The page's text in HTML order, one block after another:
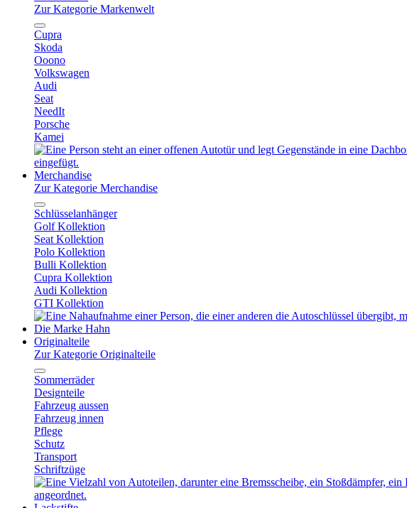
Zur Kategorie Markenwelt
Cupra
Skoda
Ooono
Volkswagen
Audi
Seat
NeedIt
Porsche
Kamei
Merchandise
Zur Kategorie Merchandise
Schlüsselanhänger
Golf Kollektion
Seat Kollektion
Polo Kollektion
Bulli Kollektion
Cupra Kollektion
Audi Kollektion
GTI Kollektion
Die Marke Hahn
Originalteile
Zur Kategorie Originalteile
Sommerräder
Designteile
Fahrzeug aussen
Fahrzeug innen
Pflege
Schutz
Transport
Schriftzüge